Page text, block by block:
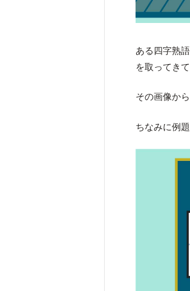
ある四字熟
を取ってき
その画像か
ちなみに例